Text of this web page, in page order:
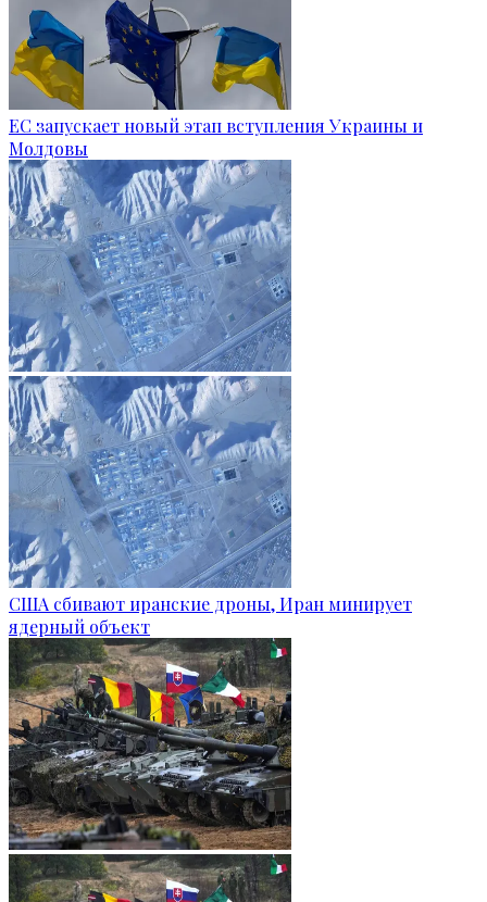
ЕС запускает новый этап вступления Украины и
Молдовы
США сбивают иранские дроны, Иран минирует
ядерный объект